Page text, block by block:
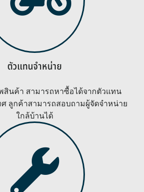
ตัวแทนจำหน่าย
นค้า สามารถหาซื้อได้จากตัวแทน
ลูกค้าสามารถสอบถามผู้จัดจำหน่าย
ใกล้บ้านได้